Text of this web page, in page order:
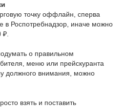
точку оффлайн, сперва
в Роспотребнадзор, иначе можно
о правильном
меню или прейскуранта
должного внимания, можно
взять и поставить